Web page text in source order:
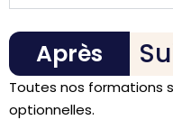
Après
Toutes nos formations
optionnelles.